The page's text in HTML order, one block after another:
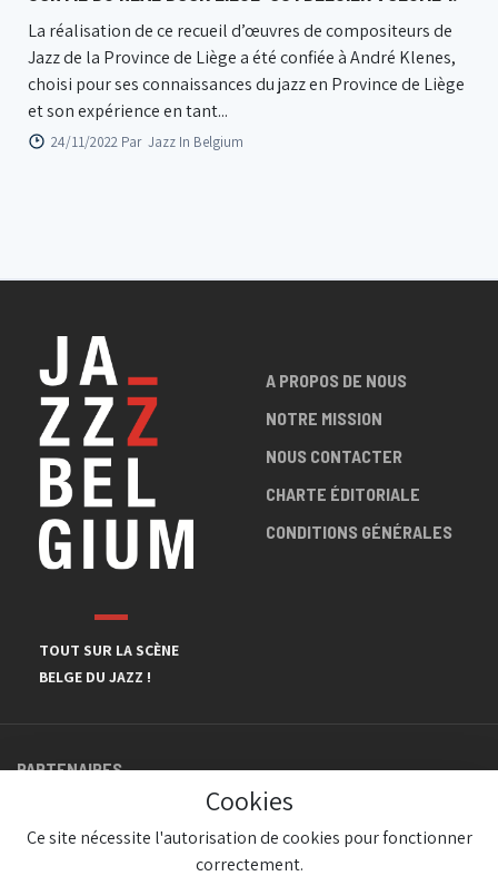
La réalisation de ce recueil d’œuvres de compositeurs de
Jazz de la Province de Liège a été confiée à André Klenes,
choisi pour ses connaissances du jazz en Province de Liège
et son expérience en tant...
24/11/2022 Par Jazz In Belgium
TOUT SUR LA SCÈNE
BELGE DU JAZZ !
A PROPOS DE NOUS
NOTRE MISSION
NOUS CONTACTER
CHARTE ÉDITORIALE
CONDITIONS GÉNÉRALES
PARTENAIRES
Cookies
Ce site nécessite l'autorisation de cookies pour fonctionner
correctement.